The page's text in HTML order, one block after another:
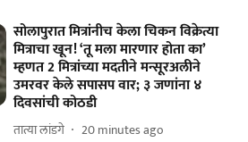
सोलापुरात मित्रांनीच केला चिकन विक्रेत्या
मित्राचा खून! ‘तू मला मारणार होता का’
म्हणत 2 मित्रांच्या मदतीने मन्सूरअलीने
उमरवर केले सपासप वार; ३ जणांना ४
दिवसांची कोठडी
तात्या लांडगे 20 minutes ago